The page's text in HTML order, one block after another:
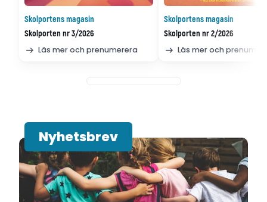
Skolportens magasin
Skolporten nr 3/2026
Läs mer och prenumerera
Skolportens magasin
Skolporten nr 2/2026
Läs mer och
Nyhetsbrev